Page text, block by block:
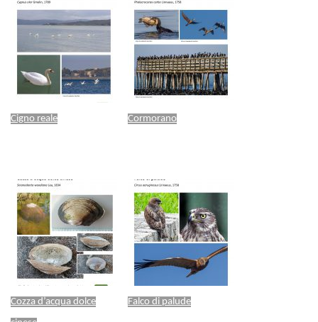
Cigno reale Cormorano
Cozza d’acqua dolce
Falco di palude